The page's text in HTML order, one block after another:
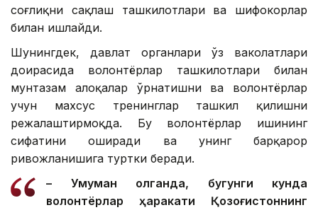
соғлиқни сақлаш ташкилотлари ва шифокорлар
билан ишлайди.
Шунингдек, давлат органлари ўз ваколатлари
доирасида волонтёрлар ташкилотлари билан
мунтазам алоқалар ўрнатишни ва волонтёрлар
учун махсус тренинглар ташкил қилишни
режалаштирмоқда. Бу волонтёрлар ишининг
сифатини оширади ва унинг барқарор
ривожланишига туртки беради.
– Умуман олганда, бугунги кунда
волонтёрлар ҳаракати Қозоғистоннинг